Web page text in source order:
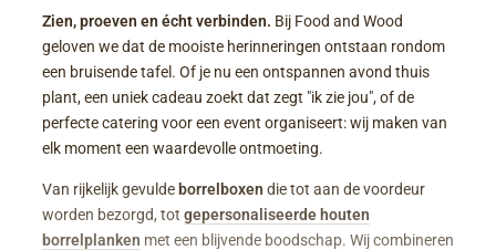
Zien, proeven en écht verbinden. Bij Food and Wood
geloven we dat de mooiste herinneringen ontstaan rondom
een bruisende tafel. Of je nu een ontspannen avond thuis
plant, een uniek cadeau zoekt dat zegt "ik zie jou", of de
perfecte catering voor een event organiseert: wij maken van
elk moment een waardevolle ontmoeting.
Van rijkelijk gevuldeborrelboxen die tot aan de voordeur
worden bezorgd, tot gepersonaliseerde houten
borrelplanken met een blijvende boodschap. Wij combineren